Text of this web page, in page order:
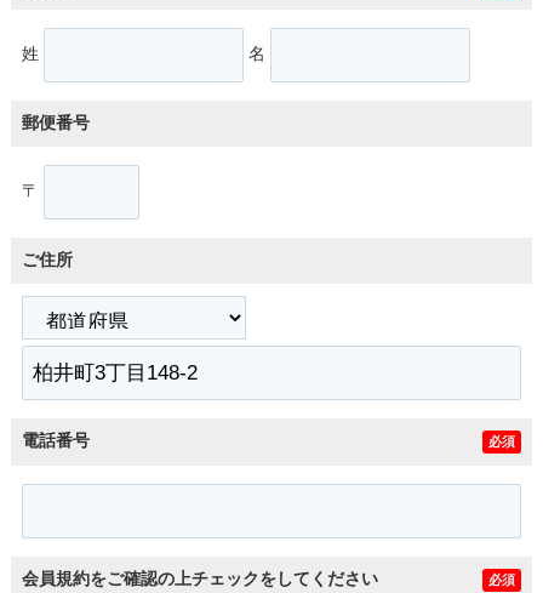
姓 名
郵便番号
〒
ご住所
電話番号 必須
会員規約をご確認の上チェックをしてください 必須